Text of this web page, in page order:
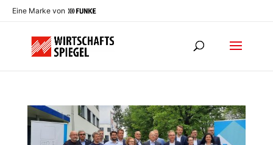
Eine Marke von